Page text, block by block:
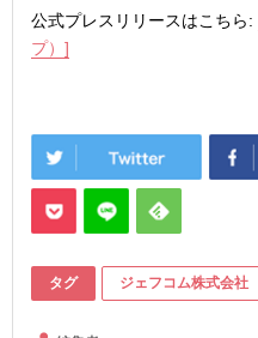
公式プレスリリースはこちら:
プ）]
タグ ジェフコム株式会社